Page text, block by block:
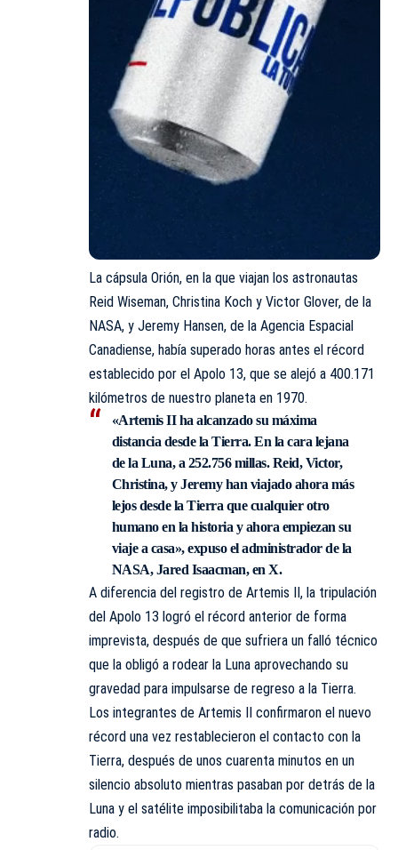
La cápsula Orión, en la que viajan los astronautas
Reid Wiseman, Christina Koch y Victor Glover, de la
NASA, y Jeremy Hansen, de la Agencia Espacial
Canadiense, había superado horas antes el récord
establecido por el Apolo 13, que se alejó a 400.171
kilómetros de nuestro planeta en 1970.
«Artemis II ha alcanzado su máxima
distancia desde la Tierra. En la cara lejana
de la Luna, a 252.756 millas. Reid, Victor,
Christina, y Jeremy han viajado ahora más
lejos desde la Tierra que cualquier otro
humano en la historia y ahora empiezan su
viaje a casa», expuso el administrador de la
NASA, Jared Isaacman, en X.
A diferencia del registro de Artemis II, la tripulación
del Apolo 13 logró el récord anterior de forma
imprevista, después de que sufriera un falló técnico
que la obligó a rodear la Luna aprovechando su
gravedad para impulsarse de regreso a la Tierra.
Los integrantes de Artemis II confirmaron el nuevo
récord una vez restablecieron el contacto con la
Tierra, después de unos cuarenta minutos en un
silencio absoluto mientras pasaban por detrás de la
Luna y el satélite imposibilitaba la comunicación por
radio.